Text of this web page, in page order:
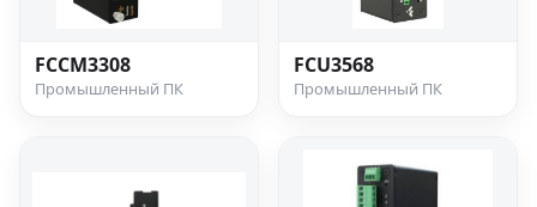
FCCM3308
Промышленный ПК
FCU3568
Промышленный ПК